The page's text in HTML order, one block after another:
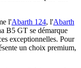
l'Abarth 124, l'Abarth
B5 GT se démarque
exceptionnelles. Pour
un choix premium,